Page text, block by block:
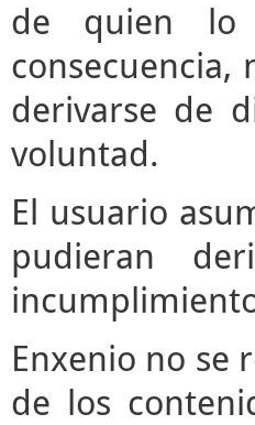
de quien lo
derivarse de
voluntad.
El usuario
pudieran
Enxenio no se
de los